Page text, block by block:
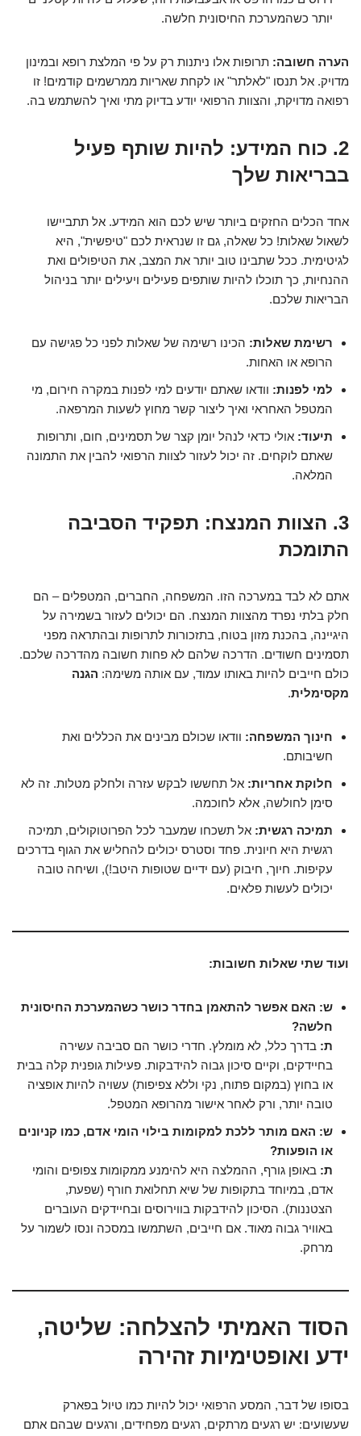
יותר כשהמערכת החיסונית חלשה.
הערה חשובה: תרופות אלו ניתנות רק על פי המלצת רופא ובמינון
מדויק. אל תנסו "לאלתר" או לקחת שאריות ממרשמים קודמים! זו
רפואה מדויקת, והצוות הרפואי יודע בדיוק מתי ואיך להשתמש בה.
2. כוח המידע: להיות שותף פעיל
בבריאות שלך
אחד הכלים החזקים ביותר שיש לכם הוא המידע. אל תתביישו
לשאול שאלות! כל שאלה, גם זו שנראית לכם "טיפשית", היא
לגיטימית. ככל שתבינו טוב יותר את המצב, את הטיפולים ואת
ההנחיות, כך תוכלו להיות שותפים פעילים ויעילים יותר בניהול
הבריאות שלכם.
רשימת שאלות: הכינו רשימה של שאלות לפני כל פגישה עם
הרופא או האחות.
למי לפנות: וודאו שאתם יודעים למי לפנות במקרה חירום, מי
המטפל האחראי ואיך ליצור קשר מחוץ לשעות המרפאה.
תיעוד: אולי כדאי לנהל יומן קצר של תסמינים, חום, ותרופות
שאתם לוקחים. זה יכול לעזור לצוות הרפואי להבין את התמונה
המלאה.
3. הצוות המנצח: תפקיד הסביבה
התומכת
אתם לא לבד במערכה הזו. המשפחה, החברים, המטפלים – הם
חלק בלתי נפרד מהצוות המנצח. הם יכולים לעזור בשמירה על
היגיינה, בהכנת מזון בטוח, בתזכורות לתרופות ובהתראה מפני
תסמינים חשודים. הדרכה שלהם לא פחות חשובה מהדרכה שלכם.
כולם חייבים להיות באותו עמוד, עם אותה משימה: הגנה
מקסימלית.
חינוך המשפחה: וודאו שכולם מבינים את הכללים ואת
חשיבותם.
חלוקת אחריות: אל תחששו לבקש עזרה ולחלק מטלות. זה לא
סימן לחולשה, אלא לחוכמה.
תמיכה רגשית: אל תשכחו שמעבר לכל הפרוטוקולים, תמיכה
רגשית היא חיונית. פחד וסטרס יכולים להחליש את הגוף בדרכים
עקיפות. חיוך, חיבוק (עם ידיים שטופות היטב!), ושיחה טובה
יכולים לעשות פלאים.
ועוד שתי שאלות חשובות:
ש: האם אפשר להתאמן בחדר כושר כשהמערכת החיסונית
חלשה?
ת: בדרך כלל, לא מומלץ. חדרי כושר הם סביבה עשירה
בחיידקים, וקיים סיכון גבוה להידבקות. פעילות גופנית קלה בבית
או בחוץ (במקום פתוח, נקי וללא צפיפות) עשויה להיות אופציה
טובה יותר, ורק לאחר אישור מהרופא המטפל.
ש: האם מותר ללכת למקומות בילוי הומי אדם, כמו קניונים
או הופעות?
ת: באופן גורף, ההמלצה היא להימנע ממקומות צפופים והומי
אדם, במיוחד בתקופות של שיא תחלואת חורף (שפעת,
הצטננות). הסיכון להידבקות בווירוסים ובחיידקים העוברים
באוויר גבוה מאוד. אם חייבים, השתמשו במסכה ונסו לשמור על
מרחק.
הסוד האמיתי להצלחה: שליטה,
ידע ואופטימיות זהירה
בסופו של דבר, המסע הרפואי יכול להיות כמו טיול בפארק
שעשועים: יש רגעים מרתקים, רגעים מפחידים, ורגעים שבהם אתם